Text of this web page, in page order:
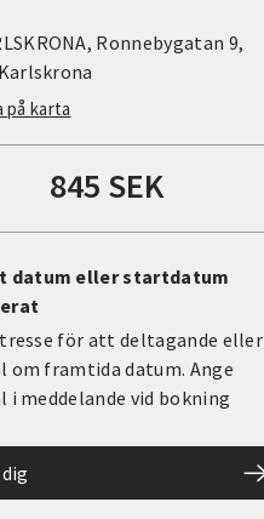
Ronnebygatan 9,
på karta
845 SEK
datum eller startdatum
för att deltagande eller
om framtida datum. Ange
i meddelande vid bokning